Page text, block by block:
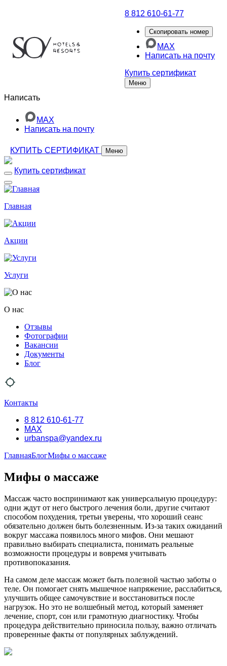
8 812 610-61-77
Скопировать номер
MAX
Написать на почту
Купить сертификат
Меню
Написать
MAX
Написать на почту
КУПИТЬ СЕРТИФИКАТ Меню
Купить сертификат
Главная
Акции
Услуги
О нас
Отзывы
Фотографии
Вакансии
Документы
Блог
Контакты
8 812 610-61-77
MAX
urbanspa@yandex.ru
ГлавнаяБлогМифы о массаже
Мифы о массаже
Массаж часто воспринимают как универсальную процедуру:
одни ждут от него быстрого лечения боли, другие считают
способом похудения, третьи уверены, что хороший сеанс
обязательно должен быть болезненным. Из-за таких ожиданий
вокруг массажа появилось много мифов. Они мешают
правильно выбирать специалиста, понимать реальные
возможности процедуры и вовремя учитывать
противопоказания.
На самом деле массаж может быть полезной частью заботы о
теле. Он помогает снять мышечное напряжение, расслабиться,
улучшить общее самочувствие и восстановиться после
нагрузок. Но это не волшебный метод, который заменяет
лечение, спорт, сон или грамотную диагностику. Чтобы
процедура действительно приносила пользу, важно отличать
проверенные факты от популярных заблуждений.